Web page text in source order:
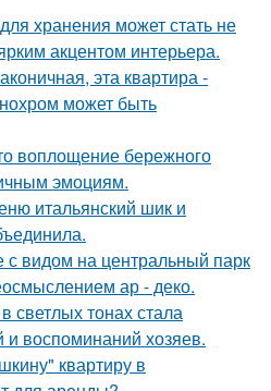
хранения может стать не
акцентом интерьера.
эта квартира -
может быть
воплощение бережного
эмоциям.
итальянский шик и
видом на центральный парк
ар - деко.
светлых тонах стала
воспоминаний хозяев.
квартиру в